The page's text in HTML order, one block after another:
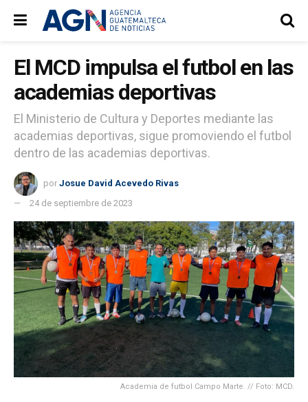
El MCD impulsa el futbol en las
academias deportivas
El Ministerio de Cultura y Deportes mediante las
academias deportivas, sigue promoviendo el futbol
dentro de las academias deportivas.
por Josue David Acevedo Rivas
24 de septiembre de 2023
Academia de futbol Campo Marte. // Foto: MCD.